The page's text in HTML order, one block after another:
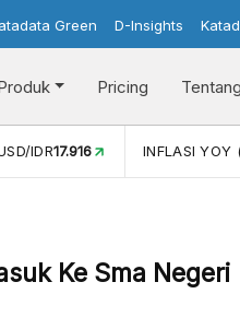
Green D-Insights
Pricing
INFLASI YOY (JUL)2,88%
Ke Sma Negeri